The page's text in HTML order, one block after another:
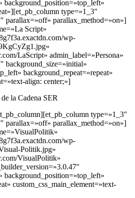
background_position=»top_left»
type=»1_3″
parallax=»off» parallax_method=»on»]
Script»
wp-
LaScript» admin_label=»Persona»
background_size=»initial»
background_repeat=»repeat»
align: center;»]
la Cadena SER
type=»1_3″
parallax=»off» parallax_method=»on»]
wp-
Politik.jpg»
VisualPolitik»
background_position=»top_left»
custom_css_main_element=»text-